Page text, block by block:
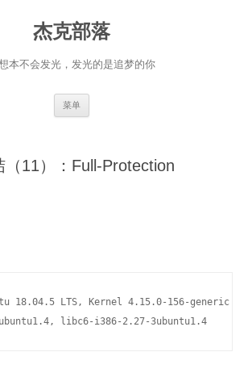
杰克部落
本不会发光，发光的是追梦的你
菜单
（11）：Full-Protection
18.04.5 LTS, Kernel 4.15.0-156-generic
libc6-i386-2.27-3ubuntu1.4